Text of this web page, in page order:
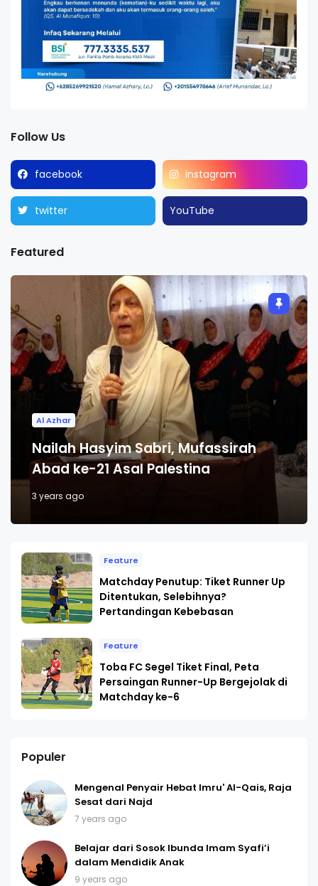
Follow Us
facebook instagram
twitter YouTube
Featured
Al Azhar
Nailah Hasyim Sabri, Mufassirah
Abad ke-21 Asal Palestina
3 years ago
Feature
Matchday Penutup: Tiket Runner Up
Ditentukan, Selebihnya?
Pertandingan Kebebasan
Feature
Toba FC Segel Tiket Final, Peta
Persaingan Runner-Up Bergejolak di
Matchday ke-6
Populer
Mengenal Penyair Hebat Imru' Al-Qais, Raja
Sesat dari Najd
7 years ago
Belajar dari Sosok Ibunda Imam Syafi’i
dalam Mendidik Anak
9 years ago